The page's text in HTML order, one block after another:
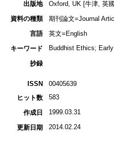
出版地
Oxford, UK [牛津, 英
資料の種類
期刊論文=Journal
言語
英文=English
キーワード
Buddhist Ethics;
抄録
ISSN
00405639
ヒット数
583
作成日 1999.03.31
更新日期 2014.02.24